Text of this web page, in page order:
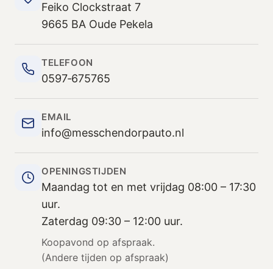
Feiko Clockstraat 7
9665 BA Oude Pekela
TELEFOON
0597‑675765
EMAIL
info@messchendorpauto.nl
OPENINGSTIJDEN
Maandag tot en met vrijdag 08:00 – 17:30
uur.
Zaterdag 09:30 – 12:00 uur.
Koopavond op afspraak.
(Andere tijden op afspraak)